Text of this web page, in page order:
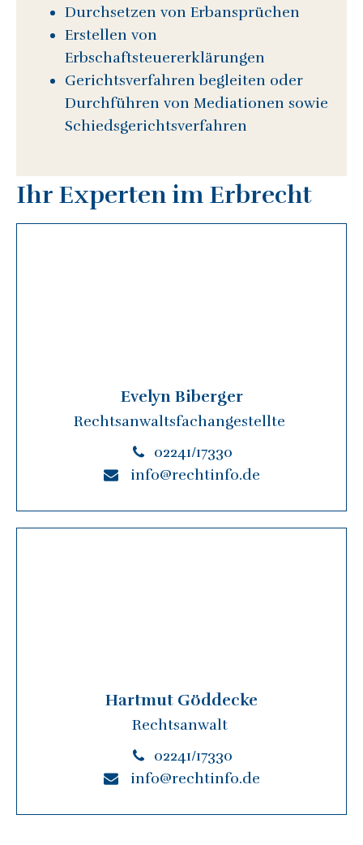
Durchsetzen von Erbansprüchen
Erstellen von
Erbschaftsteuererklärungen
Gerichtsverfahren begleiten oder
Durchführen von Mediationen sowie
Schiedsgerichtsverfahren
Ihr Experten im Erbrecht
Evelyn Biberger
Rechtsanwaltsfachangestellte
02241/17330
info@rechtinfo.de
Hartmut Göddecke
Rechtsanwalt
02241/17330
info@rechtinfo.de